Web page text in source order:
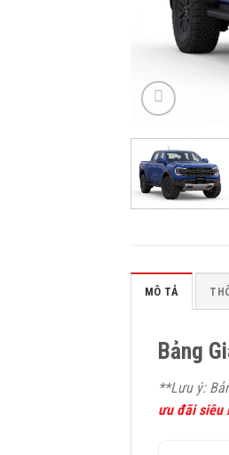
MÔ TẢ
Bảng
**Lưu ý:
ưu đãi siêu